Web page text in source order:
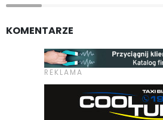
KOMENTARZE